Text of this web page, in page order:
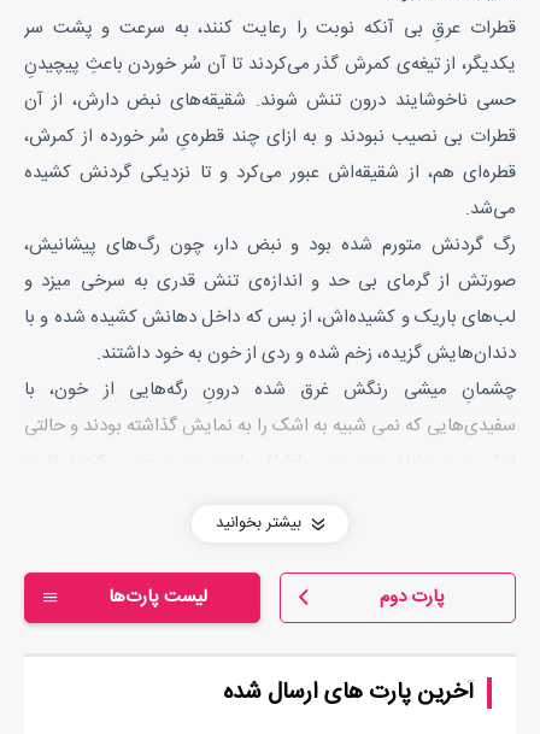
قطرات عرقِ بی آنکه نوبت را رعایت کنند، به سرعت و پشت سر
یکدیگر، از تیغه‌ی کمرش گذر می‌کردند تا آن سُر خوردن باعثِ پیچیدنِ
حسی ناخوشایند درون تنش شوند. شقیقه‌های نبض دارش، از آن
قطرات بی نصیب نبودند و به ازای چند قطره‌یِ سُر خورده از کمرش،
قطره‌ای هم، از شقیقه‌اش عبور می‌کرد و تا نزدیکی گردنش کشیده
می‌شد.
رگ گردنش متورم شده بود و نبض دار، چون رگ‌های پیشانیش،
صورتش از گرمای بی حد و اندازه‌ی تنش قدری به سرخی میزد و
لب‌های باریک و کشیده‌اش، از بس که داخل دهانش کشیده شده و با
دندان‌هایش گزیده، زخم شده و ردی از خون به خود داشتند.
چشمانِ میشی رنگش غرق شده درونِ رگه‌هایی از خون، با
سفیدی‌هایی که نمی شبیه به اشک را به نمایش گذاشته بودند و حالتی
بی تاب و بی قرار، در پیِ یافتنِ ناجی‌اش بود و ناخن‌های کوتاهش، با
هر بار نزدیک شدن به دهانش، کوتاه‌تر از قبل می‌شدند. دقایق از بر هم
رسیدنش قرارِ آن بی قرار شده شود.
نگاهش هنوز هم، با هر بار سُر خوردن کوتاه کف کفش‌هایِ مشکی
بیشتر بخوانید
لیست پارت‌ها پارت دوم
آخرین پارت های ارسال شده